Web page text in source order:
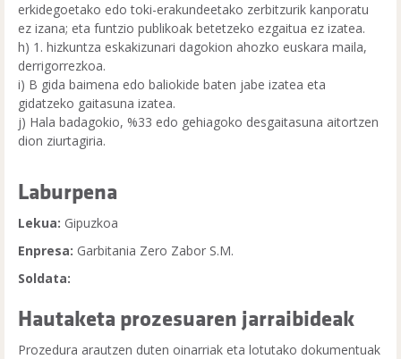
erkidegoetako edo toki-erakundeetako zerbitzurik kanporatu
ez izana; eta funtzio publikoak betetzeko ezgaitua ez izatea.
h) 1. hizkuntza eskakizunari dagokion ahozko euskara maila,
derrigorrezkoa.
i) B gida baimena edo baliokide baten jabe izatea eta
gidatzeko gaitasuna izatea.
j) Hala badagokio, %33 edo gehiagoko desgaitasuna aitortzen
dion ziurtagiria.
Laburpena
Lekua: Gipuzkoa
Enpresa: Garbitania Zero Zabor S.M.
Soldata:
Hautaketa prozesuaren jarraibideak
Prozedura arautzen duten oinarriak eta lotutako dokumentuak